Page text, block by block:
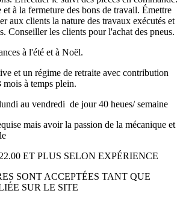
à la fermeture des bons de travail. Émettre
aux clients la nature des travaux exécutés et
Conseiller les clients pour l'achat des pneus.
à l'été et à Noël.
et un régime de retraite avec contribution
mois à temps plein.
au vendredi de jour 40 heues/ semaine
mais avoir la passion de la mécanique et
ET PLUS SELON EXPÉRIENCE
SONT ACCEPTÉES TANT QUE
SUR LE SITE